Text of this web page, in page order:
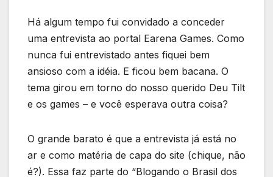
Há algum tempo fui convidado a conceder
uma entrevista ao portal Earena Games. Como
nunca fui entrevistado antes fiquei bem
ansioso com a idéia. E ficou bem bacana. O
tema girou em torno do nosso querido Deu Tilt
e os games – e você esperava outra coisa?
O grande barato é que a entrevista já está no
ar e como matéria de capa do site (chique, não
é?). Essa faz parte do “Blogando o Brasil dos